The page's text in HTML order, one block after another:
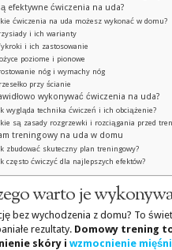
efektywne ćwiczenia na uda?
ćwiczenia na uda możesz wykonać w domu?
i ich warianty
i ich zastosowanie
poziome i pionowe
nóg i wymachy nóg
przy ścianie
wykonywać ćwiczenia na uda?
wygląda technika ćwiczeń i ich obciążenie?
są zasady rozgrzewki i rozciągania przed
treningowy na uda w domu
zbudować skuteczny plan treningowy?
często ćwiczyć dla najlepszych efektów?
warto je
bez wychodzenia z domu? To
rezultaty. Domowy trening
skóry i wzmocnienie mięśni